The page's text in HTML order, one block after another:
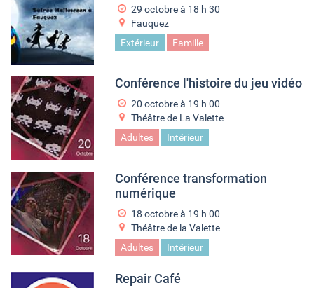
29 octobre à 18 h 30
Fauquez
Extérieur
Famille
Conférence l'histoire du jeu vidéo
20 octobre à 19 h 00
Théâtre de La Valette
Adultes
Intérieur
Conférence transformation
numérique
18 octobre à 19 h 00
Théâtre de la Valette
Adultes
Intérieur
Repair Café